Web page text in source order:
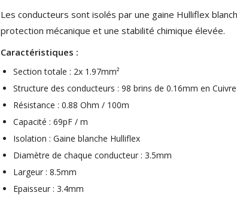
[GRADE B] DAYTON AUDIO
149,00 € 179,90 €
Amplificateur Intégré...
579,00 €649,00 €
FOSI AUDIO CA30
Amplificateur 4 Voies pour...
135,99 €159,99 €
Les conducteurs sont isolés par une gaine Hulliflex
protection mécanique et une stabilité chimique élevée.
Caractéristiques :
Section totale : 2x 1.97mm²
Structure des conducteurs : 98 brins de 0.16mm en
Résistance : 0.88 Ohm / 100m
Capacité : 69pF / m
Isolation : Gaine blanche Hulliflex
Diamètre de chaque conducteur : 3.5mm
Largeur : 8.5mm
Epaisseur : 3.4mm